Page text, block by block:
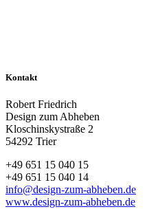
Kontakt
Robert Friedrich
Design zum Abheben
Kloschinskystraße 2
54292 Trier
+49 651 15 040 15
+49 651 15 040 14
info@design-zum-abheben.de
www.design-zum-abheben.de